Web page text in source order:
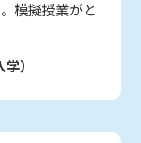
模擬授業がと
）